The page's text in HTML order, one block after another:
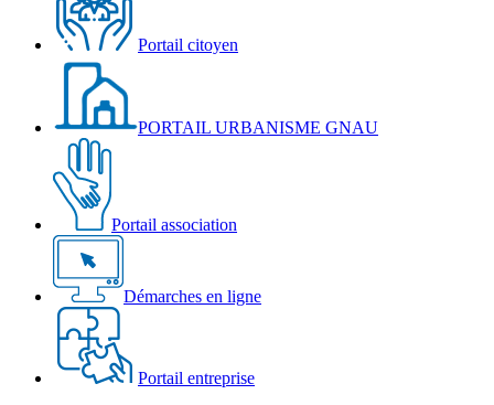
Portail citoyen
PORTAIL URBANISME GNAU
Portail association
Démarches en ligne
Portail entreprise